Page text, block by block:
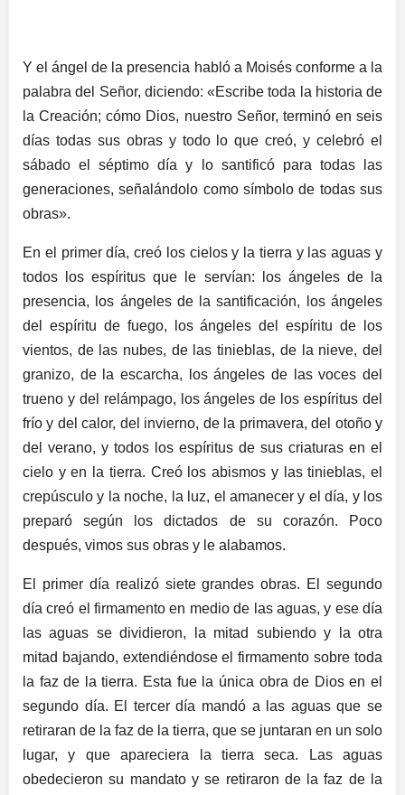
Y el ángel de la presencia habló a Moisés conforme a la
palabra del Señor, diciendo: «Escribe toda la historia de
la Creación; cómo Dios, nuestro Señor, terminó en seis
días todas sus obras y todo lo que creó, y celebró el
sábado el séptimo día y lo santificó para todas las
generaciones, señalándolo como símbolo de todas sus
obras».
En el primer día, creó los cielos y la tierra y las aguas y
todos los espíritus que le servían: los ángeles de la
presencia, los ángeles de la santificación, los ángeles
del espíritu de fuego, los ángeles del espíritu de los
vientos, de las nubes, de las tinieblas, de la nieve, del
granizo, de la escarcha, los ángeles de las voces del
trueno y del relámpago, los ángeles de los espíritus del
frío y del calor, del invierno, de la primavera, del otoño y
del verano, y todos los espíritus de sus criaturas en el
cielo y en la tierra. Creó los abismos y las tinieblas, el
crepúsculo y la noche, la luz, el amanecer y el día, y los
preparó según los dictados de su corazón. Poco
después, vimos sus obras y le alabamos.
El primer día realizó siete grandes obras. El segundo
día creó el firmamento en medio de las aguas, y ese día
las aguas se dividieron, la mitad subiendo y la otra
mitad bajando, extendiéndose el firmamento sobre toda
la faz de la tierra. Esta fue la única obra de Dios en el
segundo día. El tercer día mandó a las aguas que se
retiraran de la faz de la tierra, que se juntaran en un solo
lugar, y que apareciera la tierra seca. Las aguas
obedecieron su mandato y se retiraron de la faz de la